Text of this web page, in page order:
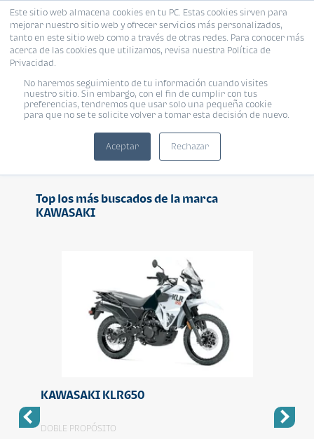
Este sitio web almacena cookies en tu PC. Estas cookies sirven para
mejorar nuestro sitio web y ofrecer servicios más personalizados,
tanto en este sitio web como a través de otras redes. Para conocer más
acerca de las cookies que utilizamos, revisa nuestra Política de
Privacidad.
No haremos seguimiento de tu información cuando visites
nuestro sitio. Sin embargo, con el fin de cumplir con tus
preferencias, tendremos que usar solo una pequeña cookie
para que no se te solicite volver a tomar esta decisión de nuevo.
Aceptar Rechazar
KAWASAKI
Top los más buscados de la marca
KAWASAKI
KAWASAKI KLR650
DOBLE PROPÓSITO